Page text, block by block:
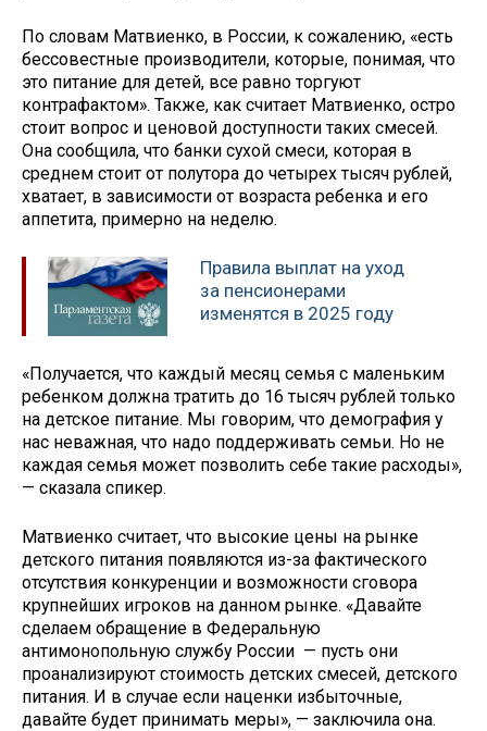
По словам Матвиенко, в России, к сожалению, «есть
бессовестные производители, которые, понимая, что
это питание для детей, все равно торгуют
контрафактом». Также, как считает Матвиенко, остро
стоит вопрос и ценовой доступности таких смесей.
Она сообщила, что банки сухой смеси, которая в
среднем стоит от полутора до четырех тысяч рублей,
хватает, в зависимости от возраста ребенка и его
аппетита, примерно на неделю.
Правила выплат на уход
за пенсионерами
изменятся в 2025 году
«Получается, что каждый месяц семья с маленьким
ребенком должна тратить до 16 тысяч рублей только
на детское питание. Мы говорим, что демография у
нас неважная, что надо поддерживать семьи. Но не
каждая семья может позволить себе такие расходы»,
— сказала спикер.
Матвиенко считает, что высокие цены на рынке
детского питания появляются из-за фактического
отсутствия конкуренции и возможности сговора
крупнейших игроков на данном рынке. «Давайте
сделаем обращение в Федеральную
антимонопольную службу России — пусть они
проанализируют стоимость детских смесей, детского
питания. И в случае если наценки избыточные,
давайте будет принимать меры», — заключила она.